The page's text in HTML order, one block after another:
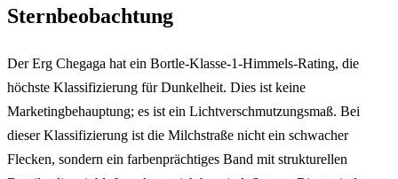
Sternbeobachtung
Der Erg Chegaga hat ein Bortle-Klasse-1-Himmels-Rating, die
höchste Klassifizierung für Dunkelheit. Dies ist keine
Marketingbehauptung; es ist ein Lichtverschmutzungsmaß. Bei
dieser Klassifizierung ist die Milchstraße nicht ein schwacher
Flecken, sondern ein farbenprächtiges Band mit strukturellen